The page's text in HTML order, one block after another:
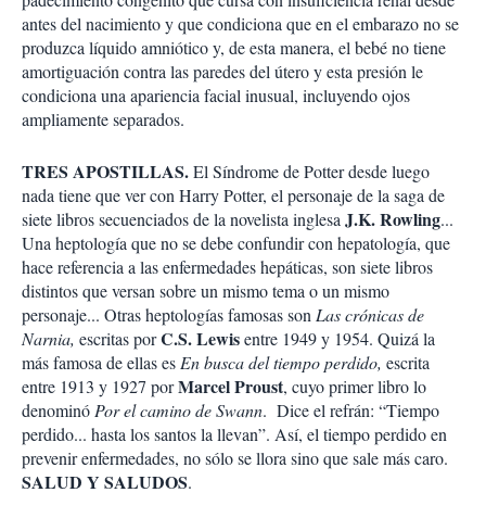
antes del nacimiento y que condiciona que en el embarazo no se
produzca líquido amniótico y, de esta manera, el bebé no tiene
amortiguación contra las paredes del útero y esta presión le
condiciona una apariencia facial inusual, incluyendo ojos
ampliamente separados.
TRES APOSTILLAS.El Síndrome de Potter desde luego
nada tiene que ver con Harry Potter, el personaje de la saga de
siete libros secuenciados de la novelista inglesa J.K. Rowling...
Una heptología que no se debe confundir con hepatología, que
hace referencia a las enfermedades hepáticas, son siete libros
distintos que versan sobre un mismo tema o un mismo
personaje... Otras heptologías famosas son Las crónicas de
Narnia, escritas porC.S. Lewisentre 1949 y 1954. Quizá la
más famosa de ellas es En busca del tiempo perdido, escrita
entre 1913 y 1927 porMarcel Proust, cuyo primer libro lo
denominó Por el camino de Swann. Dice el refrán: “Tiempo
perdido... hasta los santos la llevan”. Así, el tiempo perdido en
prevenir enfermedades, no sólo se llora sino que sale más caro.
SALUD Y SALUDOS.